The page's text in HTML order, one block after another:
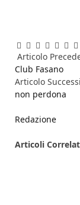
Facebook
Twitter
Pinterest
LinkedIn
Reddit
Articolo
Club Fasano
Articolo
non perdona
Redazione
Articoli